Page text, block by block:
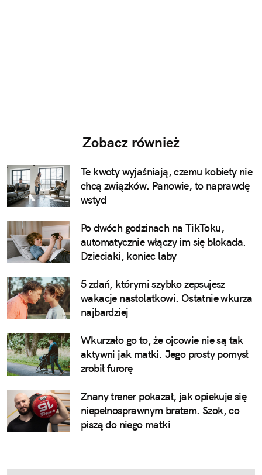
Zobacz również
Te kwoty wyjaśniają, czemu kobiety nie
chcą związków. Panowie, to naprawdę
wstyd
Po dwóch godzinach na TikToku,
automatycznie włączy im się blokada.
Dzieciaki, koniec laby
5 zdań, którymi szybko zepsujesz
wakacje nastolatkowi. Ostatnie wkurza
najbardziej
Wkurzało go to, że ojcowie nie są tak
aktywni jak matki. Jego prosty pomysł
zrobił furorę
Znany trener pokazał, jak opiekuje się
niepełnosprawnym bratem. Szok, co
piszą do niego matki